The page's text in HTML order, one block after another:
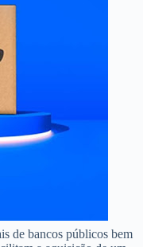
de bancos públicos bem